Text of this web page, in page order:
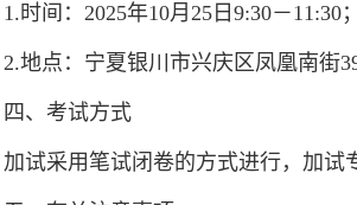
1.时间：2025年10月25日9:30－11:30；
2.地点：宁夏银川市兴庆区凤凰南街
四、考试方式
加试采用笔试闭卷的方式进行，加试